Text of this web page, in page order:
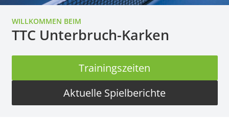
WILLKOMMEN BEIM
TTC Unterbruch-Karken
Trainingszeiten
Aktuelle Spielberichte